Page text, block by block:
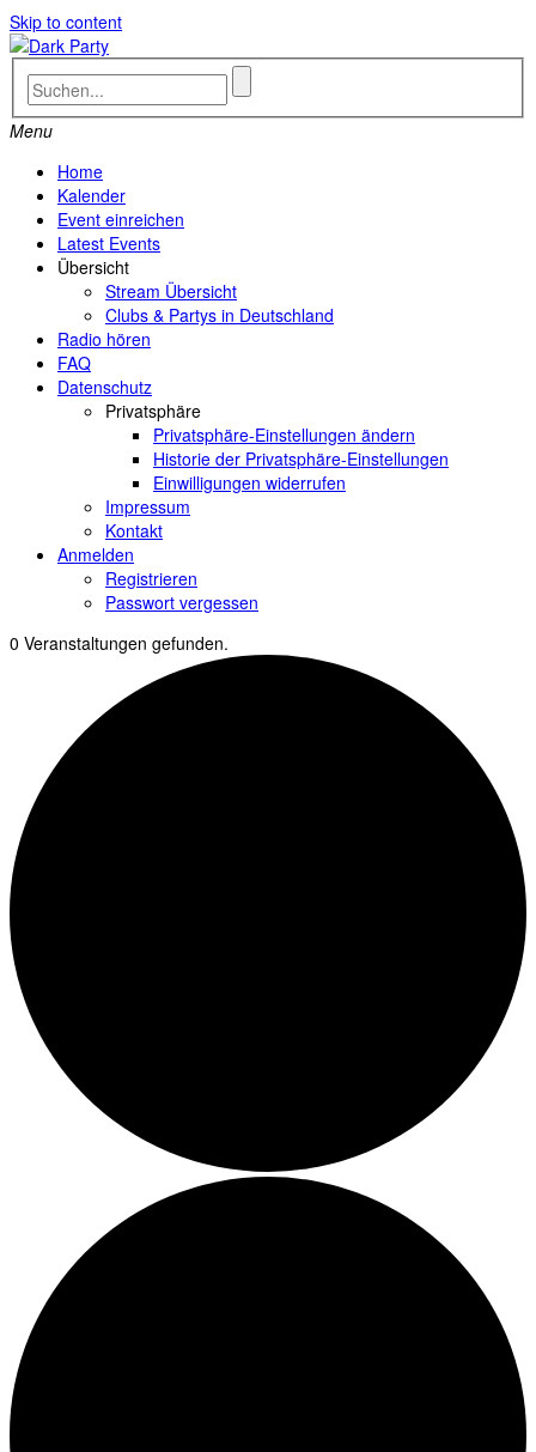
Skip to content
Menu
Home
Kalender
Event einreichen
Latest Events
Übersicht
Stream Übersicht
Clubs & Partys in Deutschland
Radio hören
FAQ
Datenschutz
Privatsphäre
Privatsphäre-Einstellungen ändern
Historie der Privatsphäre-Einstellungen
Einwilligungen widerrufen
Impressum
Kontakt
Anmelden
Registrieren
Passwort vergessen
0 Veranstaltungen gefunden.